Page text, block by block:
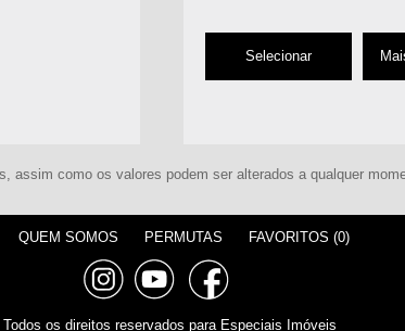
Selecionar
assim como os valores podem ser alterados a qualquer
QUEM SOMOS PERMUTAS FAVORITOS (0)
os direitos reservados para Especiais Imóveis